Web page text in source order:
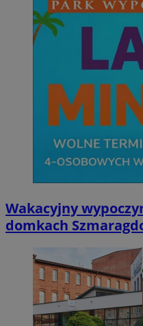
Wakacyjny
domkach